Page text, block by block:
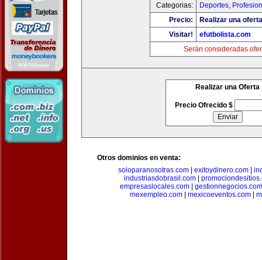
Categorias:
Deportes,
Precio:
Realizar una
Visitar!
efutbolista.com
Serán consideradas
Realizar una Oferta
Precio Ofrecido $
Otros dominios en venta:
soloparanosotras.com
exitoydinero.com
industriasdobrasil.com|
empresaslocales.com| gestionnegocios.com
mexempleo.com| mexicoeventos.com|